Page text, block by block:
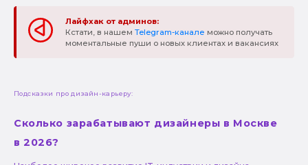
Лайфхак от админов:
Кстати, в нашем Telegram-канале можно получать
моментальные пуши о новых клиентах и вакансиях
Подсказки про дизайн-карьеру:
Сколько зарабатывают дизайнеры в Москве
в 2026?